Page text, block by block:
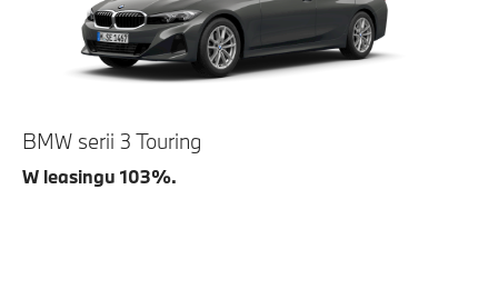
BMW serii 3 Touring
W leasingu 103%.